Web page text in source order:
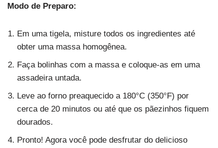
Modo de Preparo:
Em uma tigela, misture todos os ingredientes até
obter uma massa homogênea.
Faça bolinhas com a massa e coloque-as em uma
assadeira untada.
Leve ao forno preaquecido a 180°C (350°F) por
cerca de 20 minutos ou até que os pãezinhos fiquem
dourados.
Pronto! Agora você pode desfrutar do delicioso